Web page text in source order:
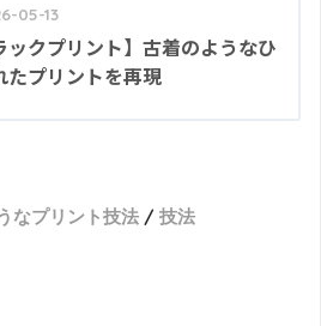
05-13
ックプリント】古着のようなひ
たプリントを再現
なプリント技法
技法